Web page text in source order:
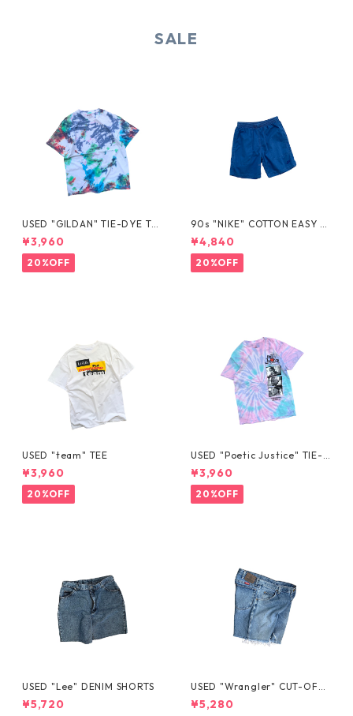
SALE
USED "GILDAN" TIE-DYE TE
E
¥3,960
20%OFF
90s "NIKE" COTTON EASY S
HORTS
¥4,840
20%OFF
USED "team" TEE
¥3,960
20%OFF
USED "Poetic Justice" TIE-D
YE TEE
¥3,960
20%OFF
USED "Lee" DENIM SHORTS
¥5,720
USED "Wrangler" CUT-OFF
DENIM SHORTS
¥5,280